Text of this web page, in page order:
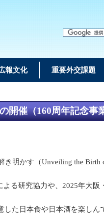
報文化 重要外交課題
開催（160周年記念事
明かす（Unveiling the Birth
る研究協力や、2025年大阪
た日本食や日本酒を楽しん